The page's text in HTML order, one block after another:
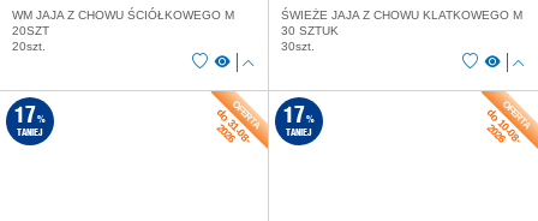
WM JAJA Z CHOWU ŚCIÓŁKOWEGO M
20SZT
20szt.
ŚWIEŻE JAJA Z CHOWU KLATKOWEGO M
30 SZTUK
30szt.
do 31-08-
2026
17 %
TANIEJ
do 10-08-
2026
17 %
TANIEJ